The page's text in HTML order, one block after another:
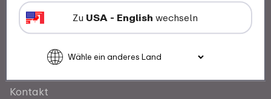
Arbeiten bei Mepal
Awards
Kundenservice
Kontakt
Zu USA - English wechseln